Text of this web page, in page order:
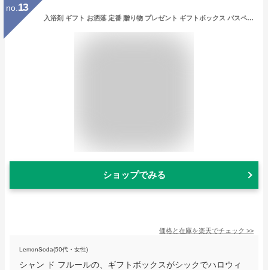
no. 13
入浴剤 ギフト お洒落 定番 贈り物 プレゼント ギフトボックス バスペタル 母の日 花 花束 お祝い 記念日 記念品 Champ de Fleurs シャン ド フルール OBEGN01 Brise ブリズ Bavard バヴァール Priere プリエール Ciel シエル(仏) ボディケア バス用品 インテリア 日用品雑貨
ショップでみる
価格と在庫を楽天でチェック >>
LemonSoda(50代・女性)
シャン ド フルールの、ギフトボックスがシックでハロウィ